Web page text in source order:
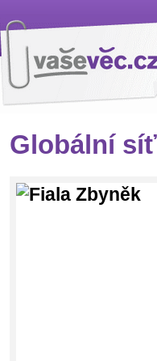
Globální